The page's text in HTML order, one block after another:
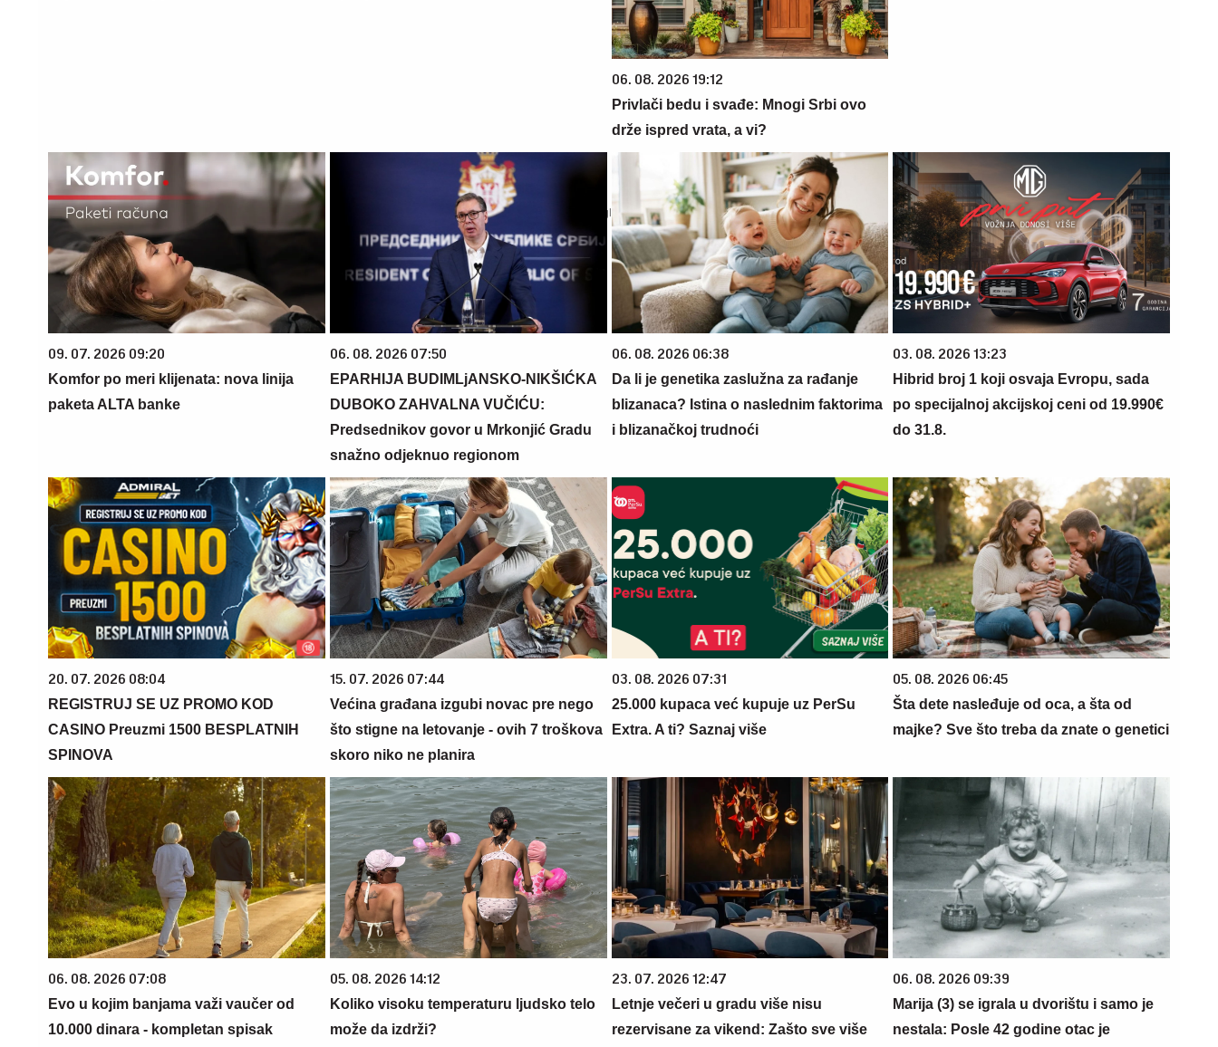
06. 08. 2026 19:12
Privlači bedu i svađe: Mnogi Srbi ovo
drže ispred vrata, a vi?
09. 07. 2026 09:20
Komfor po meri klijenata: nova linija
paketa ALTA banke
06. 08. 2026 07:50
EPARHIJA BUDIMLjANSKO-NIKŠIĆKA
DUBOKO ZAHVALNA VUČIĆU:
Predsednikov govor u Mrkonjić Gradu
snažno odjeknuo regionom
06. 08. 2026 06:38
Da li je genetika zaslužna za rađanje
blizanaca? Istina o naslednim faktorima
i blizanačkoj trudnoći
03. 08. 2026 13:23
Hibrid broj 1 koji osvaja Evropu, sada
po specijalnoj akcijskoj ceni od 19.990€
do 31.8.
20. 07. 2026 08:04
REGISTRUJ SE UZ PROMO KOD
CASINO Preuzmi 1500 BESPLATNIH
SPINOVA
15. 07. 2026 07:44
Većina građana izgubi novac pre nego
što stigne na letovanje - ovih 7 troškova
skoro niko ne planira
03. 08. 2026 07:31
25.000 kupaca već kupuje uz PerSu
Extra. A ti? Saznaj više
05. 08. 2026 06:45
Šta dete nasleđuje od oca, a šta od
majke? Sve što treba da znate o genetici
06. 08. 2026 07:08
Evo u kojim banjama važi vaučer od
10.000 dinara - kompletan spisak
05. 08. 2026 14:12
Koliko visoku temperaturu ljudsko telo
može da izdrži?
23. 07. 2026 12:47
Letnje večeri u gradu više nisu
rezervisane za vikend: Zašto sve više
06. 08. 2026 09:39
Marija (3) se igrala u dvorištu i samo je
nestala: Posle 42 godine otac je